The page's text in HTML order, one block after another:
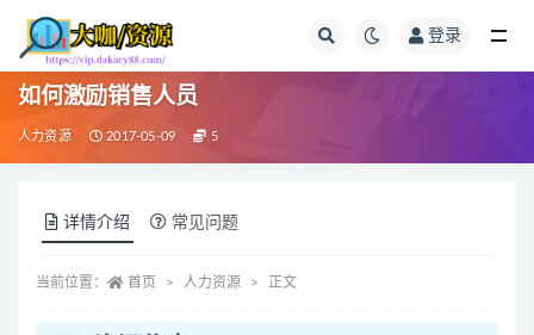
登录
如何激励销售人员
人力资源 2017-05-09 5
详情介绍 常见问题
当前位置： 首页 人力资源 正文
全部